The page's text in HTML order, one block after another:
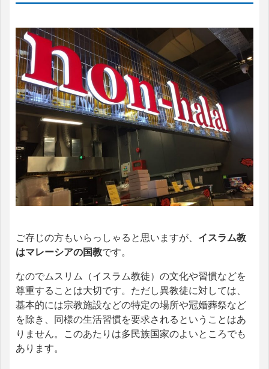
ご存じの方もいらっしゃると思いますが、 イスラム教
はマレーシアの国教です。
なのでムスリム（イスラム教徒）の文化や習慣などを
尊重することは大切です。ただし異教徒に対しては、
基本的には宗教施設などの特定の場所や冠婚葬祭など
を除き、同様の生活習慣を要求されるということはあ
りません。このあたりは多民族国家のよいところでも
あります。